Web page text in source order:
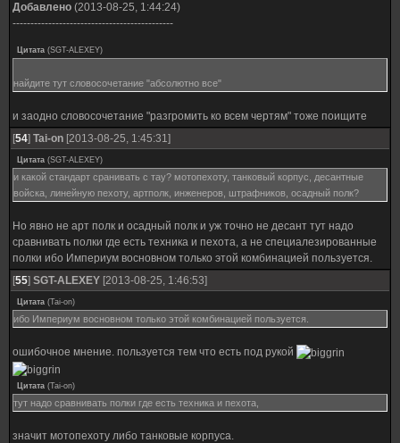
Добавлено (2013-08-25, 1:44:24)
---------------------------------------------
Цитата (SGT-ALEXEY)
найдите тут словосочетание "абсолютно все"
и заодно словосочетание "разгромить ко всем чертям" тоже поищите
[54] Tai-on [2013-08-25, 1:45:31]
Цитата (SGT-ALEXEY)
и какой стандарт сранивать с тау? мотопехоту, танковый корпус, десантные
войска, линейную пехоту, артполк, инженеров, штрафников, осадный полк?
Но явно не арт полк и осадный полк и уж точно не десант тут надо
сравнивать полки где есть техника и пехота, а не специалезированные
полки ибо Империум восновном только этой комбинацией пользуется.
[55] SGT-ALEXEY [2013-08-25, 1:46:53]
Цитата (Tai-on)
ибо Империум восновном только этой комбинацией пользуется.
ошибочное мнение. пользуется тем что есть под рукой
Цитата (Tai-on)
тут надо сравнивать полки где есть техника и пехота,
значит мотопехоту либо танковые корпуса.